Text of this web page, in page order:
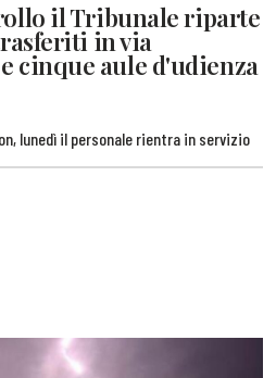
il Tribunale riparte
in via
cinque aule d'udienza
lunedì il personale rientra in servizio